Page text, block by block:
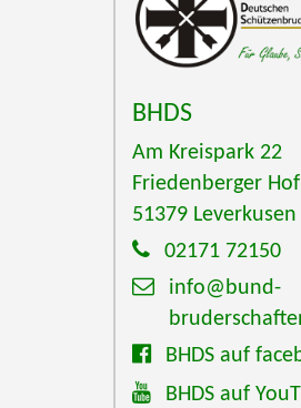
BHDS
Am Kreispark 22
Friedenberger Hof
51379 Leverkusen
02171 72150
info@bund-
BHDS auf
BHDS auf